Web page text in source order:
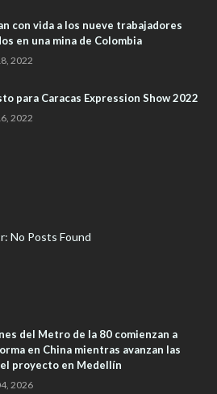
con vida a los nueve trabajadores
en una mina de Colombia
2022
para Caracas Expression Show 2022
2022
No Posts Found
del Metro de la 80 comienzan a
en China mientras avanzan las
proyecto en Medellín
2026